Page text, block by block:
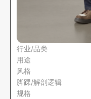
行业/品类
用途
风格
脚踝/解剖逻辑
规格